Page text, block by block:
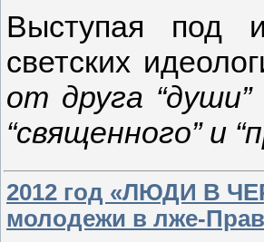
Выступая под
светских
от друга “души”
“священного” и
2012 год «ЛЮДИ В
молодежи в лже-